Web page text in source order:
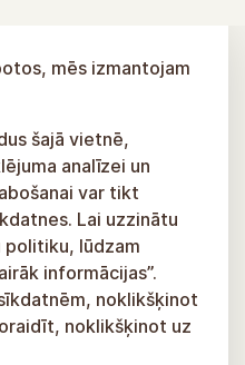
mēs izmantojam
šajā vietnē,
analīzei un
var tikt
Lai uzzinātu
politiku, lūdzam
informācijas”.
noklikšķinot
noklikšķinot uz